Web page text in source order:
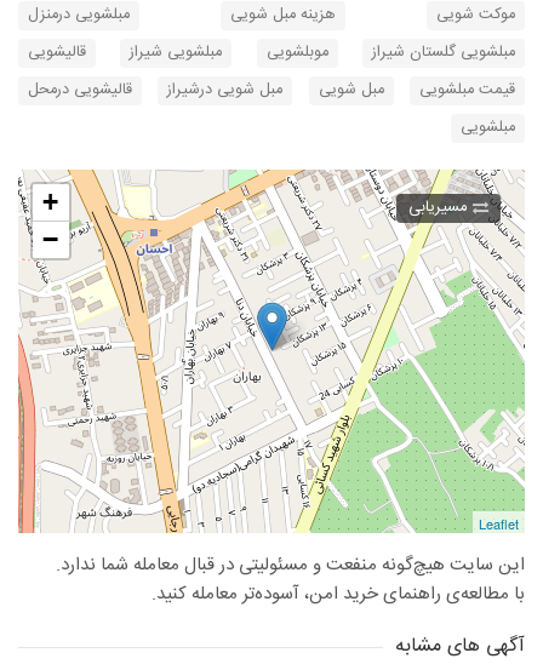
موکت شویی
هزینه مبل شویی
مبلشویی درمنزل
مبلشویی گلستان شیراز
موبلشویی مبلشویی شیراز
قالیشویی
قیمت مبلشویی
مبل شویی مبل شویی درشیراز
قالیشویی درمحل
مبلشویی
+
−
Leaflet
مسیریابی
این سایت هیچ‌گونه منفعت و مسئولیتی در قبال معامله شما ندارد.
با مطالعه‌ی راهنمای خرید امن، آسوده‌تر معامله کنید.
آگهی های مشابه